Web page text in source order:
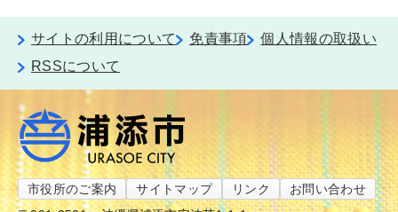
サイトの利用について 免責事項
個人情報の取扱い
RSSについて
市役所のご案内 サイトマップ リンク
お問い合わせ